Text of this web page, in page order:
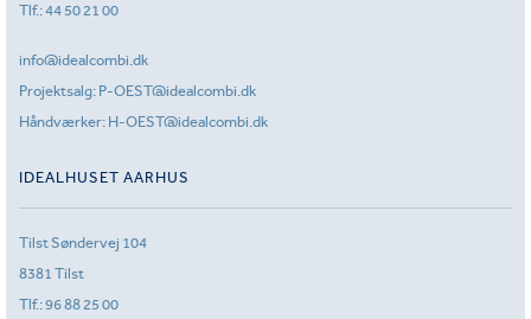
Tlf.:44 50 21 00
info@idealcombi.dk
Projektsalg: P-OEST@idealcombi.dk
Håndværker: H-OEST@idealcombi.dk
IDEALHUSET AARHUS
Tilst Søndervej 104
8381 Tilst
Tlf.:96 88 25 00